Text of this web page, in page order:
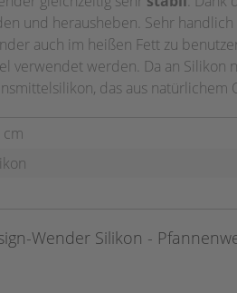
und herausheben. Sehr
auch im heißen Fett zu
verwendet werden. Da an
das aus
cm
Wender Silikon -